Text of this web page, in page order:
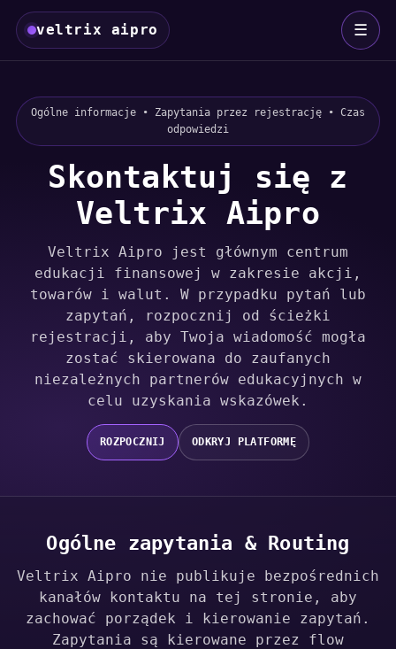
veltrix aipro ☰
Ogólne informacje • Zapytania przez rejestrację • Czas
odpowiedzi
Skontaktuj się z
Veltrix Aipro
Veltrix Aipro jest głównym centrum
edukacji finansowej w zakresie akcji,
towarów i walut. W przypadku pytań lub
zapytań, rozpocznij od ścieżki
rejestracji, aby Twoja wiadomość mogła
zostać skierowana do zaufanych
niezależnych partnerów edukacyjnych w
celu uzyskania wskazówek.
ROZPOCZNIJ ODKRYJ PLATFORMĘ
Ogólne zapytania & Routing
Veltrix Aipro nie publikuje bezpośrednich
kanałów kontaktu na tej stronie, aby
zachować porządek i kierowanie zapytań.
Zapytania są kierowane przez flow